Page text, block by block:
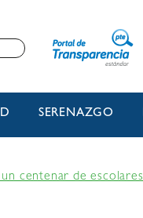
SERENAZGO
centenar de escolares